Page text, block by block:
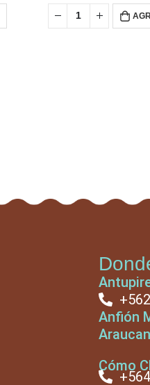
Anfión
Cómo